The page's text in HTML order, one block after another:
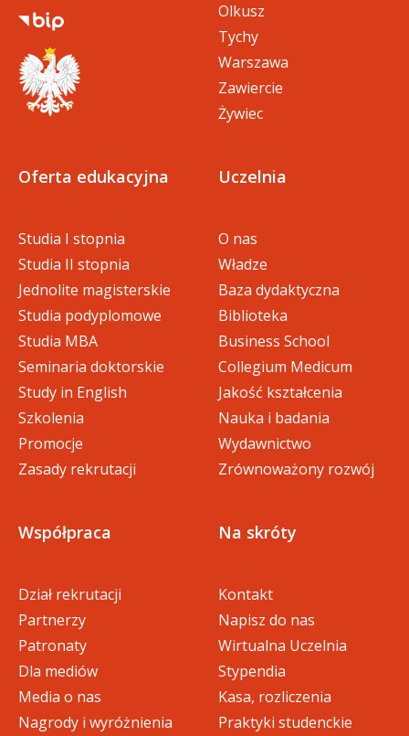
Olkusz
Tychy
Warszawa
Zawiercie
Żywiec
Oferta edukacyjna
Studia I stopnia
Studia II stopnia
Jednolite magisterskie
Studia podyplomowe
Studia MBA
Seminaria doktorskie
Study in English
Szkolenia
Promocje
Zasady rekrutacji
Uczelnia
O nas
Władze
Baza dydaktyczna
Biblioteka
Business School
Collegium Medicum
Jakość kształcenia
Nauka i badania
Wydawnictwo
Zrównoważony rozwój
Współpraca
Dział rekrutacji
Partnerzy
Patronaty
Dla mediów
Media o nas
Nagrody i wyróżnienia
Na skróty
Kontakt
Napisz do nas
Wirtualna Uczelnia
Stypendia
Kasa, rozliczenia
Praktyki studenckie